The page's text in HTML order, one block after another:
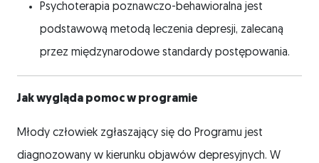
Psychoterapia poznawczo-behawioralna jest
podstawową metodą leczenia depresji, zalecaną
przez międzynarodowe standardy postępowania.
Jak wygląda pomoc w programie
Młody człowiek zgłaszający się do Programu jest
diagnozowany w kierunku objawów depresyjnych. W